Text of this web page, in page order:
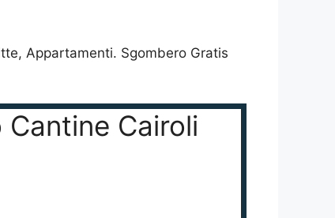
Appartamenti. Sgombero Gratis
Cairoli